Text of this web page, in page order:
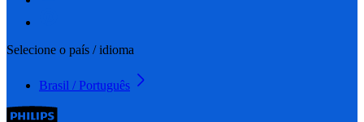
Selecione o país / idioma
Brasil / Português